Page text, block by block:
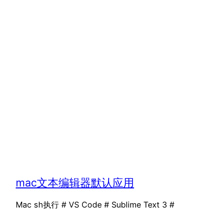
mac文本编辑器默认应用
Mac sh执行 # VS Code # Sublime Text 3 #